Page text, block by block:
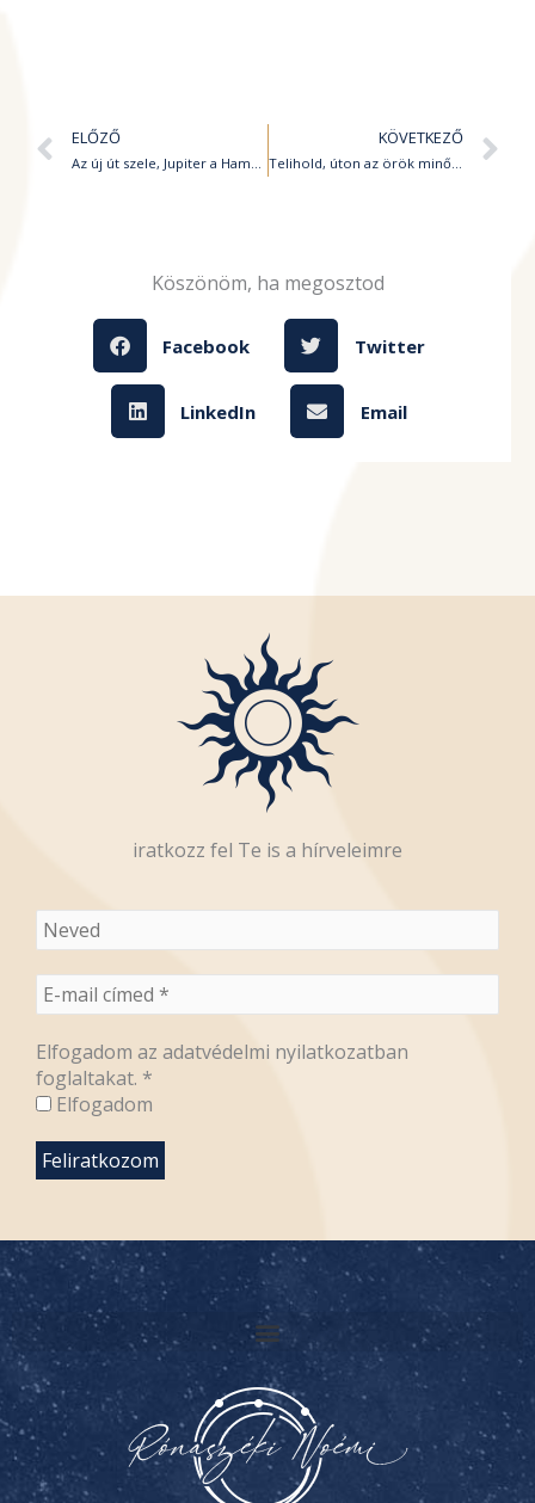
Előző
ELŐZŐ
Az új út szele, Jupiter a Hamalnál
KÖVETKEZŐ
Telihold, úton az örök minőségek felé
Köszönöm, ha megosztod
Facebook Twitter
LinkedIn Email
iratkozz fel Te is a hírveleimre
Elfogadom az adatvédelmi nyilatkozatban
foglaltakat. *
Elfogadom